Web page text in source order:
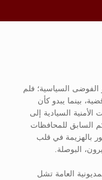
الفوضى السياسية؛ فلم
بينما يبدو كأن
السيادية إلى
السابق للمحافظات
بالهزيمة في قلب
البوصلة.
أن 25 ملياراً من المديونية العامة تشل